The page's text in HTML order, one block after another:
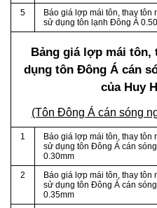
5
Báo giá lợp mái tôn, thay tôn
sử dụng tôn lạnh Đông Á
Bảng giá lợp mái
dụng tôn Đông Á cán
của Huy
(Tôn Đông Á cán sóng
1
Báo giá lợp mái tôn, thay tôn
sử dụng tôn Đông Á cán
0.30mm
2
Báo giá lợp mái tôn, thay tôn
sử dụng tôn Đông Á cán
0.35mm